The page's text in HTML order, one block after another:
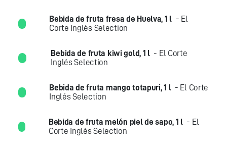
Bebida de fruta fresa de Huelva, 1 l - El
Corte Inglés Selection
Bebida de fruta kiwi gold, 1 l - El Corte
Inglés Selection
Bebida de fruta mango totapuri, 1 l - El Corte
Inglés Selection
Bebida de fruta melón piel de sapo, 1 l - El
Corte Inglés Selection